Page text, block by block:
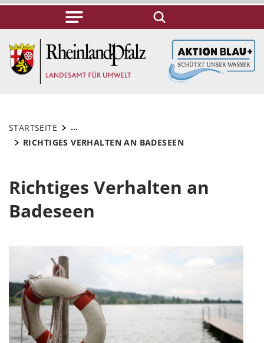
STARTSEITE
...
RICHTIGES VERHALTEN AN BADESEEN
Richtiges Verhalten an
Badeseen